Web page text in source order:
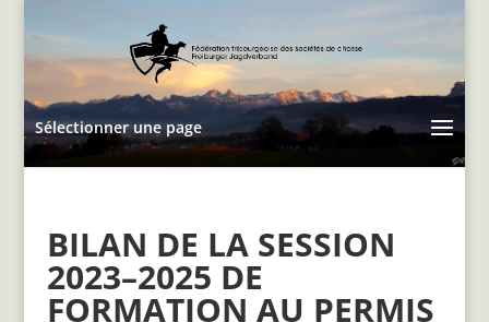
Sélectionner une page
BILAN DE LA SESSION
2023–2025 DE
FORMATION AU PERMIS